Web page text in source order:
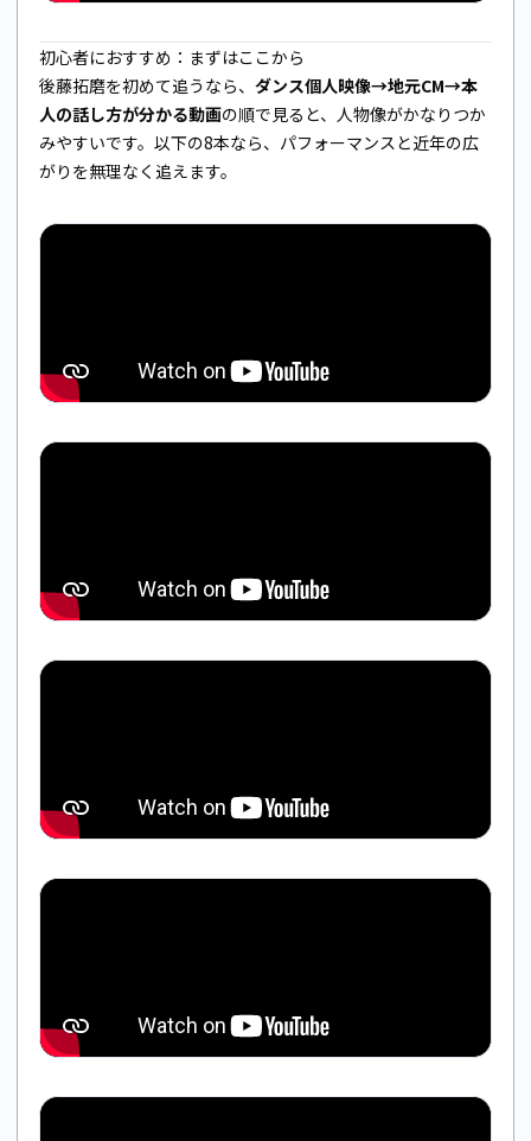
初心者におすすめ：まずはここから
後藤拓磨を初めて追うなら、 ダンス個人映像→地元CM→本
人の話し方が分かる動画の順で見ると、人物像がかなりつか
みやすいです。以下の8本なら、パフォーマンスと近年の広
がりを無理なく追えます。